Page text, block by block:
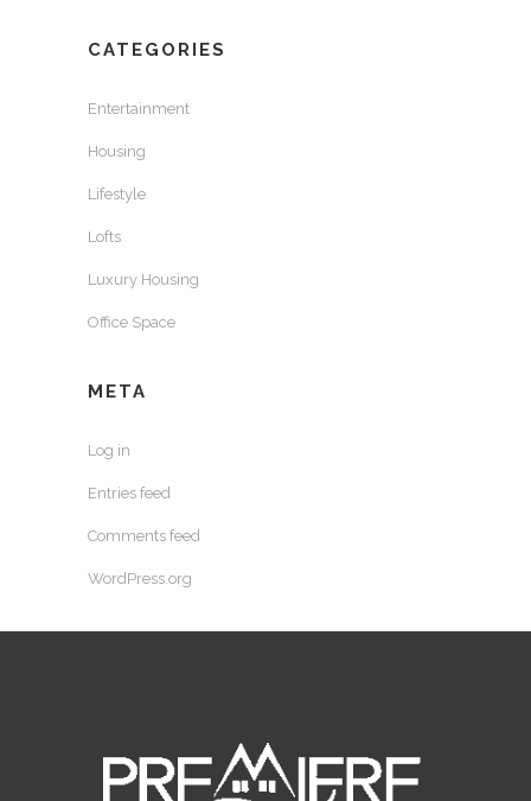
CATEGORIES
Entertainment
Housing
Lifestyle
Lofts
Luxury Housing
Office Space
META
Log in
Entries feed
Comments feed
WordPress.org